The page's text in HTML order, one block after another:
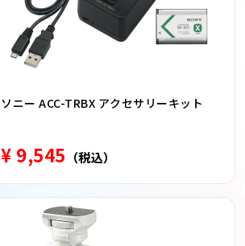
ソニー ACC-TRBX アクセサリーキット
¥ 9,545 （税込）